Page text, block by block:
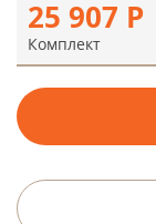
25 907 Р
Комплект